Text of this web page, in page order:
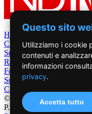
Home
Chi Siamo
Settimanale
Rete News
Foto&Video
Sostienici
Contatti
©2019 - NoiDonne -
P.IVA 00878931005
Questo sito
Utilizziamo i cookie
contenuti e
informazioni
privacy.
Accetta tutto